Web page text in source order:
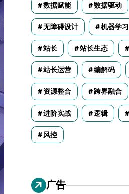
数据赋能 数据驱动
无障碍设计 机器学习
站长 站长生态
站长运营 编解码
资源整合 跨界融合
进阶实战 逻辑
风控
广告